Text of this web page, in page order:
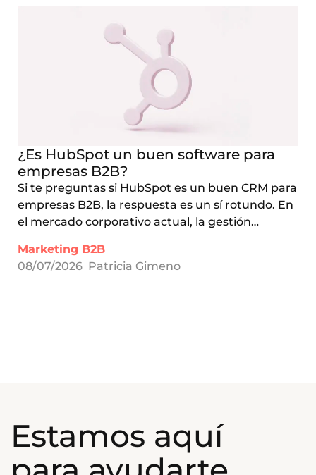
¿Es HubSpot un buen software para
empresas B2B?
Si te preguntas si HubSpot es un buen CRM para
empresas B2B, la respuesta es un sí rotundo. En
el mercado corporativo actual, la gestión…
Marketing B2B
08/07/2026 Patricia Gimeno
Estamos aquí